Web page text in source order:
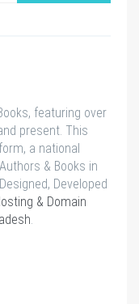
featuring over
present. This
a national
& Books in
Developed
& Domain